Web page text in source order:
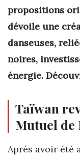
propositions
dévoile une
danseuses,
noires,
énergie.
Taïwan
Mutuel de
Après avoir été